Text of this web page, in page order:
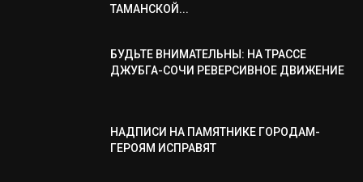
ТАМАНСКОЙ...
БУДЬТЕ ВНИМАТЕЛЬНЫ: НА ТРАССЕ
ДЖУБГА-СОЧИ РЕВЕРСИВНОЕ ДВИЖЕНИЕ
НАДПИСИ НА ПАМЯТНИКЕ ГОРОДАМ-
ГЕРОЯМ ИСПРАВЯТ